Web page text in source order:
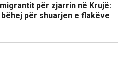
për zjarrin në Krujë:
për shuarjen e flakëve